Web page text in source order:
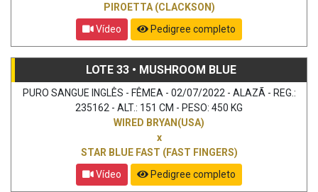
PIROETTA (CLACKSON)
Vídeo
Pedigree completo
LOTE 33 • MUSHROOM BLUE
PURO SANGUE INGLÊS - FÊMEA - 02/07/2022 - ALAZÃ - REG.:
235162 - ALT.: 151 CM - PESO: 450 KG
WIRED BRYAN(USA)
x
STAR BLUE FAST (FAST FINGERS)
Vídeo
Pedigree completo